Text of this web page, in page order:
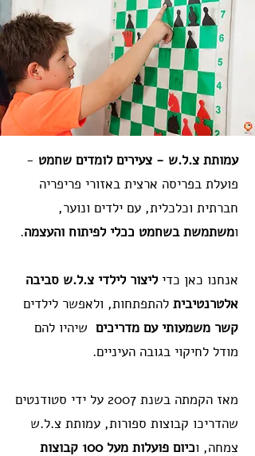
עמותת צ.ל.ש - צעירים לומדים שחמט -
פועלת בפריסה ארצית באזורי פריפריה
חברתית וכלכלית, עם ילדים ונוער,
ומשתמשת בשחמט ככלי לפיתוח והעצמה.
אנחנו כאן כדיליצור לילדי צ.ל.ש סביבה
אלטרנטיבית להתפתחות, ולאפשר לילדים
קשר משמעותי עם מדריכים שיהיו להם
מודל לחיקוי בגובה העיניים.
מאז הקמתה בשנת 2007 על ידי סטודנטים
שהדריכו קבוצות ספורות, עמותת צ.ל.ש
צמחה, ו
כיום פועלות מעל 100 קבוצות